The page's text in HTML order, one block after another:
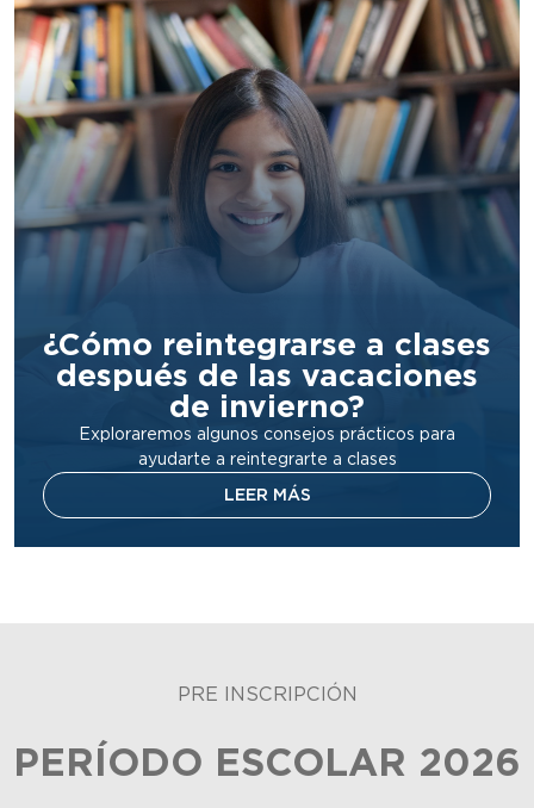
¿Cómo reintegrarse a clases
después de las vacaciones
de invierno?
Exploraremos algunos consejos prácticos para
ayudarte a reintegrarte a clases
LEER MÁS
PRE INSCRIPCIÓN
PERÍODO ESCOLAR 2026